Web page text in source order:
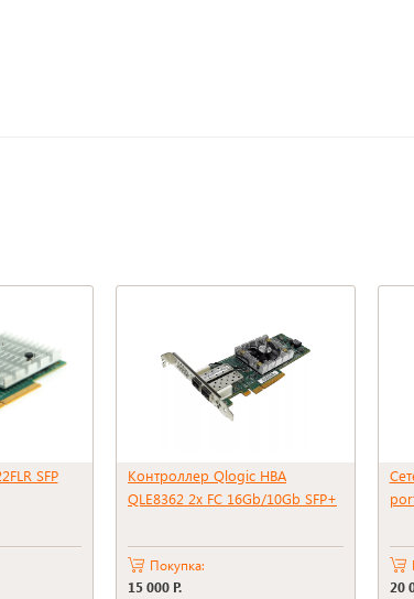
SFP
Контроллер Qlogic HBA
QLE8362 2x FC 16Gb/10Gb SFP+
Покупка:
15 000 Р.
20